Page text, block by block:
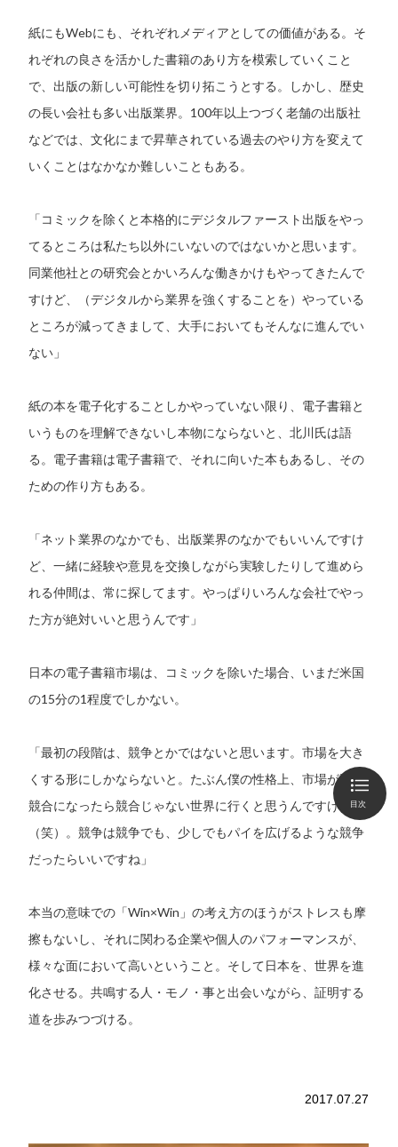
目次
紙にもWebにも、それぞれメディアとしての価値がある。そ
れぞれの良さを活かした書籍のあり方を模索していくこと
で、出版の新しい可能性を切り拓こうとする。しかし、歴史
の長い会社も多い出版業界。100年以上つづく老舗の出版社
などでは、文化にまで昇華されている過去のやり方を変えて
いくことはなかなか難しいこともある。
「コミックを除くと本格的にデジタルファースト出版をやっ
てるところは私たち以外にいないのではないかと思います。
同業他社との研究会とかいろんな働きかけもやってきたんで
すけど、（デジタルから業界を強くすることを）やっている
ところが減ってきまして、大手においてもそんなに進んでい
ない」
紙の本を電子化することしかやっていない限り、電子書籍と
いうものを理解できないし本物にならないと、北川氏は語
る。電子書籍は電子書籍で、それに向いた本もあるし、その
ための作り方もある。
「ネット業界のなかでも、出版業界のなかでもいいんですけ
ど、一緒に経験や意見を交換しながら実験したりして進めら
れる仲間は、常に探してます。やっぱりいろんな会社でやっ
た方が絶対いいと思うんです」
日本の電子書籍市場は、コミックを除いた場合、いまだ米国
の15分の1程度でしかない。
「最初の段階は、競争とかではないと思います。市場を大き
くする形にしかならないと。たぶん僕の性格上、市場が過当
競合になったら競合じゃない世界に行くと思うんですけど
（笑）。競争は競争でも、少しでもパイを広げるような競争
だったらいいですね」
本当の意味での「Win×Win」の考え方のほうがストレスも摩
擦もないし、それに関わる企業や個人のパフォーマンスが、
様々な面において高いということ。そして日本を、世界を進
化させる。共鳴する人・モノ・事と出会いながら、証明する
道を歩みつづける。
2017.07.27